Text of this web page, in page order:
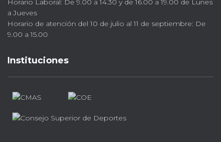
Horario Laboral: De 9.00 a 14.30 y de 16.00 a 19.00 de Lunes
a Jueves
Horario de atención del 10 de julio al 11 de septiembre: De
9.00 a 15.00
Instituciones